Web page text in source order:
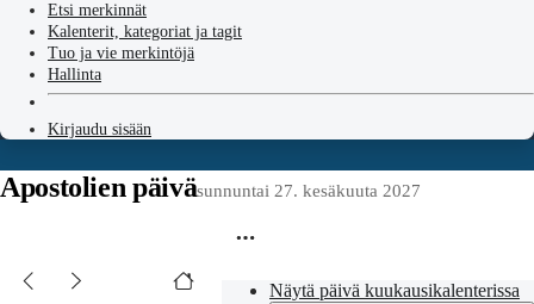
Etsi merkinnät
Kalenterit, kategoriat ja tagit
Tuo ja vie merkintöjä
Hallinta
Kirjaudu sisään
Apostolien päiväsunnuntai 27. kesäkuuta 2027
Näytä päivä kuukausikalenterissa